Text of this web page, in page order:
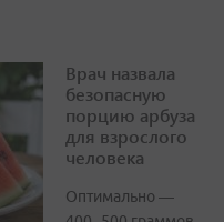
Врач назвала
безопасную
порцию арбуза
для взрослого
человека
Оптимально —